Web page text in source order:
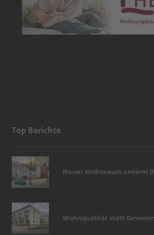
Top Berichte
Neuer Wohnraum unterm
Wohnqualität statt